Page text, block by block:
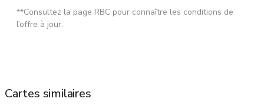
**Consultez la page RBC pour connaître les conditions de
l’offre à jour.
Cartes similaires